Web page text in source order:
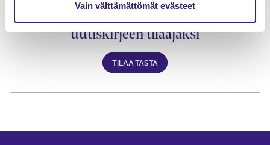
Vain välttämättömät evästeet
Liity Tilisanomien
uutiskirjeen tilaajaksi
TILAA TÄSTÄ